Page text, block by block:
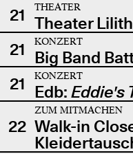
21
THEATER
Theater
21
KONZERT
Big Band
21
KONZERT
Edb: Eddie's
22
ZUM MITMACHEN
Walk-in